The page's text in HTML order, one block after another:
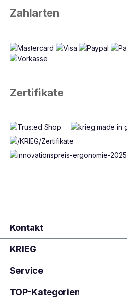
Zahlarten
Zertifikate
Kontakt
KRIEG
Service
TOP-Kategorien